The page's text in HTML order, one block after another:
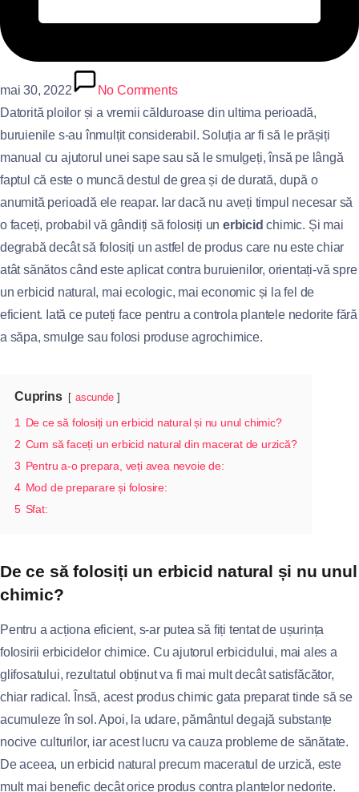
mai 30, 2022
No Comments
Datorită ploilor și a vremii călduroase din ultima perioadă,
buruienile s-au înmulțit considerabil. Soluția ar fi să le prășiți
manual cu ajutorul unei sape sau să le smulgeți, însă pe lângă
faptul că este o muncă destul de grea și de durată, după o
anumită perioadă ele reapar. Iar dacă nu aveți timpul necesar să
o faceți, probabil vă gândiți să folosiți unerbicid chimic. Și mai
degrabă decât să folosiți un astfel de produs care nu este chiar
atât sănătos când este aplicat contra buruienilor, orientați-vă spre
un erbicid natural, mai ecologic, mai economic și la fel de
eficient. Iată ce puteți face pentru a controla plantele nedorite fără
a săpa, smulge sau folosi produse agrochimice.
Cuprins ascunde
1
De ce să folosiți un erbicid natural și nu unul chimic?
2 Cum să faceți un erbicid natural din macerat de urzică?
3 Pentru a-o prepara, veți avea nevoie de:
4 Mod de preparare și folosire:
5 Sfat:
De ce să folosiți un erbicid natural și nu unul
chimic?
Pentru a acționa eficient, s-ar putea să fiți tentat de ușurința
folosirii erbicidelor chimice. Cu ajutorul erbicidului, mai ales a
glifosatului, rezultatul obținut va fi mai mult decât satisfăcător,
chiar radical. Însă, acest produs chimic gata preparat tinde să se
acumuleze în sol. Apoi, la udare, pământul degajă substanțe
nocive culturilor, iar acest lucru va cauza probleme de sănătate.
De aceea, un erbicid natural precum maceratul de urzică, este
mult mai benefic decât orice produs contra plantelor nedorite.